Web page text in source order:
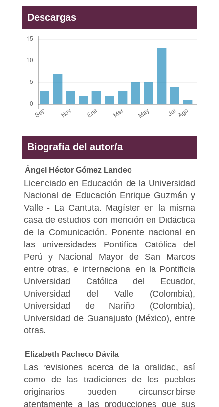
Descargas
Biografía del autor/a
Ángel Héctor Gómez Landeo
Licenciado en Educación de la Universidad
Nacional de Educación Enrique Guzmán y
Valle - La Cantuta. Magíster en la misma
casa de estudios con mención en Didáctica
de la Comunicación. Ponente nacional en
las universidades Pontifica Católica del
Perú y Nacional Mayor de San Marcos
entre otras, e internacional en la Pontificia
Universidad Católica del Ecuador,
Universidad del Valle (Colombia),
Universidad de Nariño (Colombia),
Universidad de Guanajuato (México), entre
otras.
Elizabeth Pacheco Dávila
Las revisiones acerca de la oralidad, así
como de las tradiciones de los pueblos
originarios pueden circunscribirse
atentamente a las producciones que sus